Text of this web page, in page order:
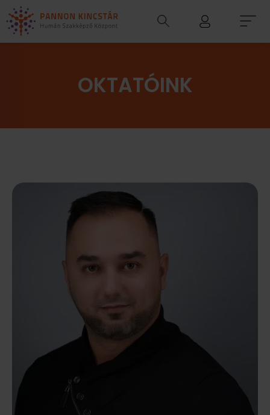
OKTATÓINK